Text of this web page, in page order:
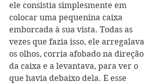
ele consistia simplesmente em
colocar uma pequenina caixa
emborcada à sua vista. Todas as
vezes que fazia isso, ele arregalava
os olhos, corria afobado na direção
da caixa e a levantava, para ver o
que havia debaixo dela. E esse